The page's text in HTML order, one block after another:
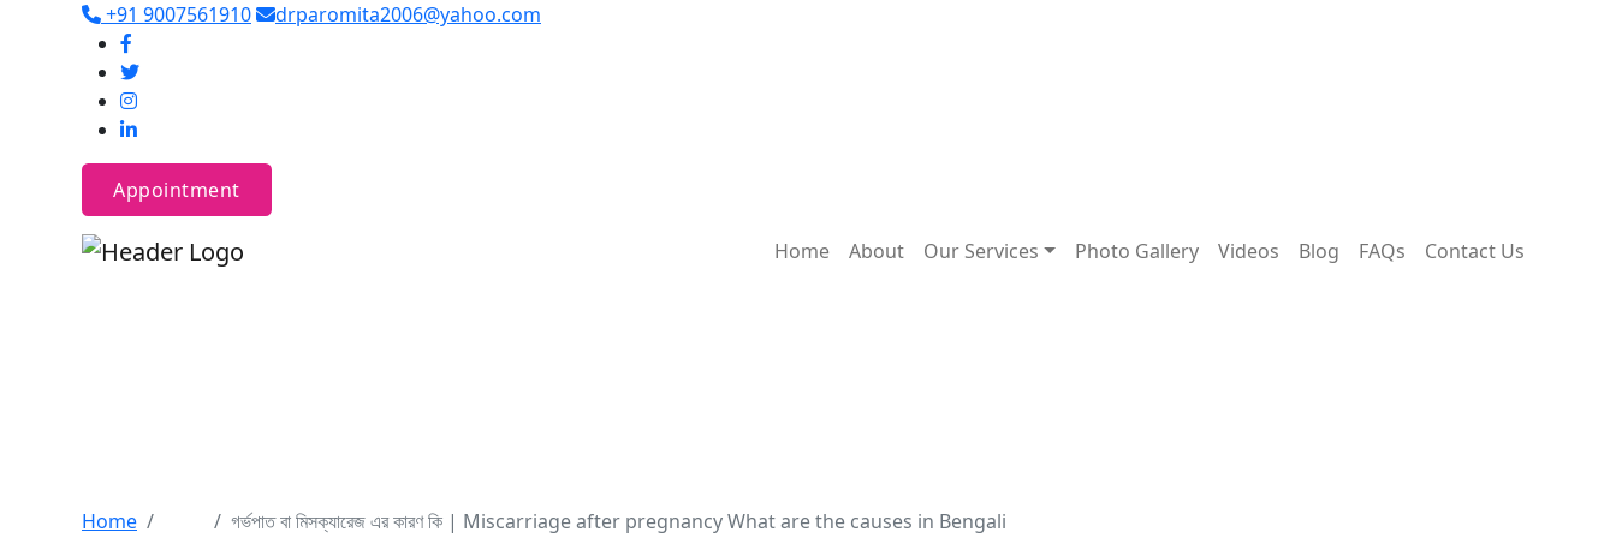
+91 9007561910 drparomita2006@yahoo.com
Appointment
Home About Our Services Photo Gallery Videos Blog FAQs Contact Us
Home গর্ভপাত বা মিসক্যারেজ এর কারণ কি | Miscarriage after pregnancy What are the causes in Bengali